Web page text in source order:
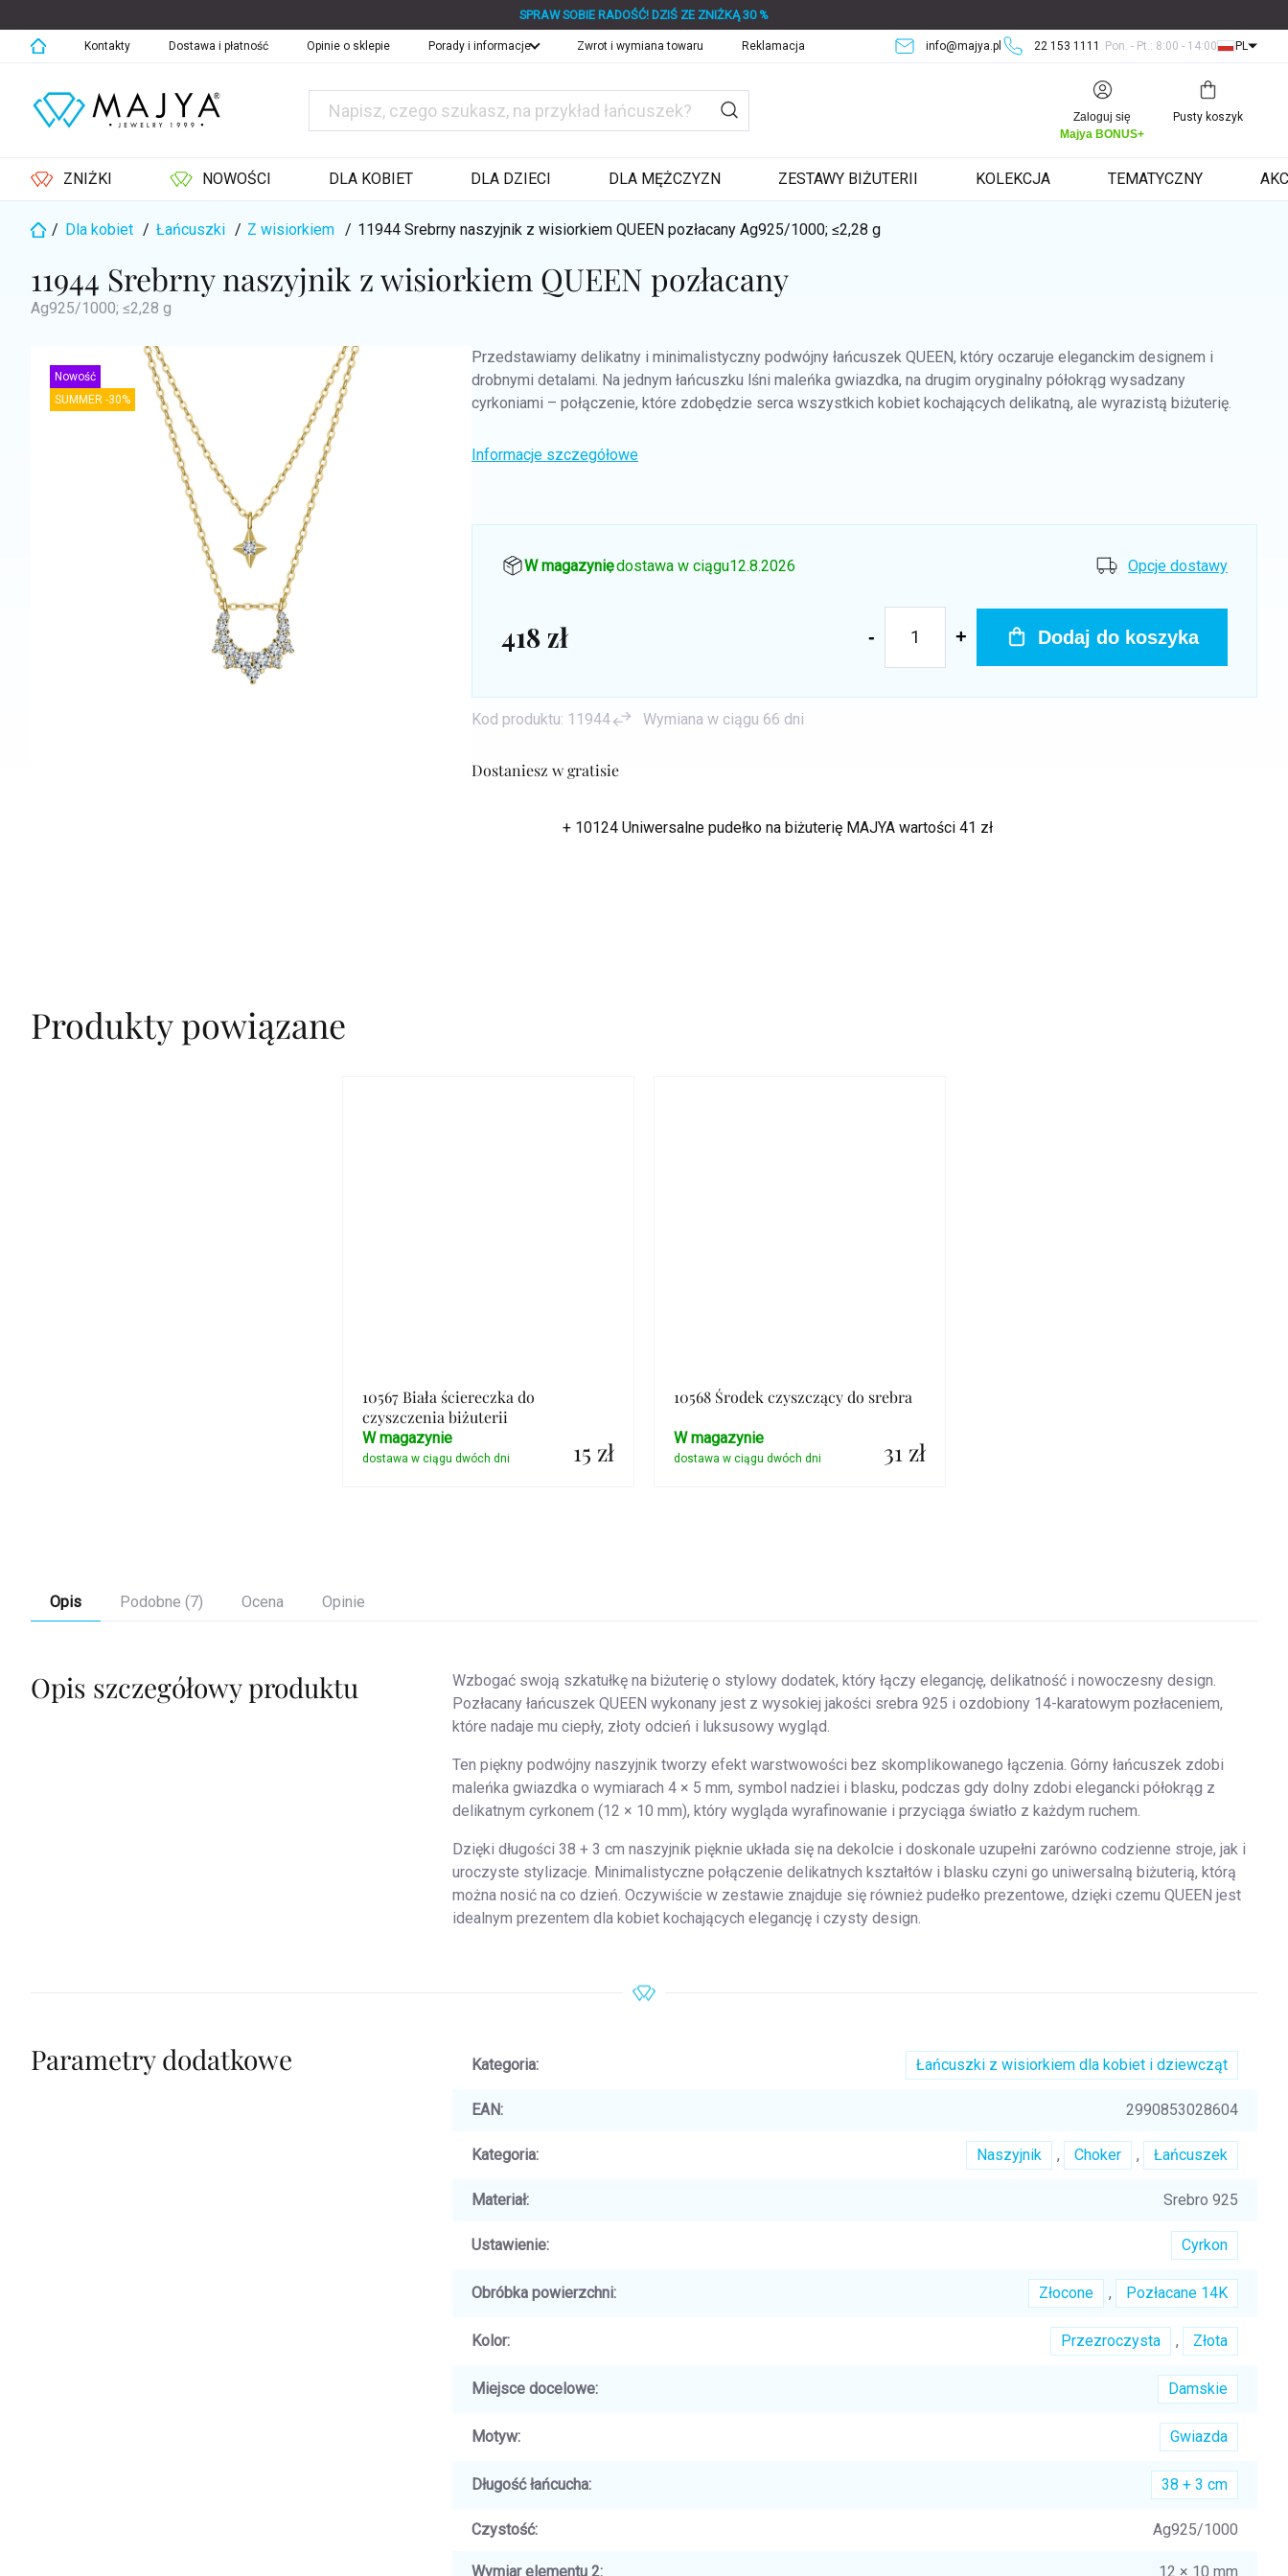
do
treści
SPRAW SOBIE RADOŚĆ! DZIŚ ZE ZNIŻKĄ 30 %
22 153 1111 Pon. - Pt.: 8:00 - 14:00
info@majya.pl
Kontakty Dostawa i płatność Opinie o sklepie Porady i informacje Zwrot i wymiana towaru Reklamacja PL
Zaloguj się
Majya BONUS+
Koszyk
Pusty koszyk
ZNIŻKI NOWOŚCI DLA KOBIET DLA DZIECI DLA MĘŻCZYZN ZESTAWY BIŻUTERII KOLEKCJA TEMATYCZNY
Home
/ Dla kobiet / Łańcuszki / Z wisiorkiem / 11944 Srebrny naszyjnik z wisiorkiem QUEEN pozłacanyAg925/1000; ≤2,28 g
11944 Srebrny naszyjnik z wisiorkiem QUEEN pozłacany
Ag925/1000; ≤2,28 g
Nowość
SUMMER -30%
Dostaniesz w gratisie
+ 10124 Uniwersalne pudełko na biżuterię MAJYA wartości 41 zł
Przedstawiamy delikatny i minimalistyczny podwójny łańcuszek QUEEN, który oczaruje eleganckim designem i
drobnymi detalami. Na jednym łańcuszku lśni maleńka gwiazdka, na drugim oryginalny półokrąg wysadzany
cyrkoniami – połączenie, które zdobędzie serca wszystkich kobiet kochających delikatną, ale wyrazistą biżuterię.
Informacje szczegółowe
W magazynie, dostawa w ciągu12.8.2026 Opcje dostawy
418 zł Dodaj do koszyka
Kod produktu: 11944 Wymiana w ciągu 66 dni
Produkty powiązane
10567 Biała ściereczka do
czyszczenia biżuterii
15 zł
W magazynie
10568 Środek czyszczący do srebra
31 zł
W magazynie
Opis Podobne (7) Ocena Opinie
Opis szczegółowy produktu
Wzbogać swoją szkatułkę na biżuterię o stylowy dodatek, który łączy elegancję, delikatność i nowoczesny design.
Pozłacany łańcuszek QUEEN wykonany jest z wysokiej jakości srebra 925 i ozdobiony 14-karatowym pozłaceniem,
które nadaje mu ciepły, złoty odcień i luksusowy wygląd.
Ten piękny podwójny naszyjnik tworzy efekt warstwowości bez skomplikowanego łączenia. Górny łańcuszek zdobi
maleńka gwiazdka o wymiarach 4 × 5 mm, symbol nadziei i blasku, podczas gdy dolny zdobi elegancki półokrąg z
delikatnym cyrkonem (12 × 10 mm), który wygląda wyrafinowanie i przyciąga światło z każdym ruchem.
Dzięki długości 38 + 3 cm naszyjnik pięknie układa się na dekolcie i doskonale uzupełni zarówno codzienne stroje, jak i
uroczyste stylizacje. Minimalistyczne połączenie delikatnych kształtów i blasku czyni go uniwersalną biżuterią, którą
można nosić na co dzień. Oczywiście w zestawie znajduje się również pudełko prezentowe, dzięki czemu QUEEN jest
idealnym prezentem dla kobiet kochających elegancję i czysty design.
Parametry dodatkowe Kategoria: Łańcuszki z wisiorkiem dla kobiet i dziewcząt
EAN: 2990853028604
Kategoria: Naszyjnik , Choker , Łańcuszek
Materiał: Srebro 925
Ustawienie: Cyrkon
Obróbka powierzchni: Złocone , Pozłacane 14K
Kolor: Przezroczysta , Złota
Miejsce docelowe: Damskie
Motyw: Gwiazda
Długość łańcucha: 38 + 3 cm
Czystość: Ag925/1000
Wymiar elementu 2: 12 × 10 mm